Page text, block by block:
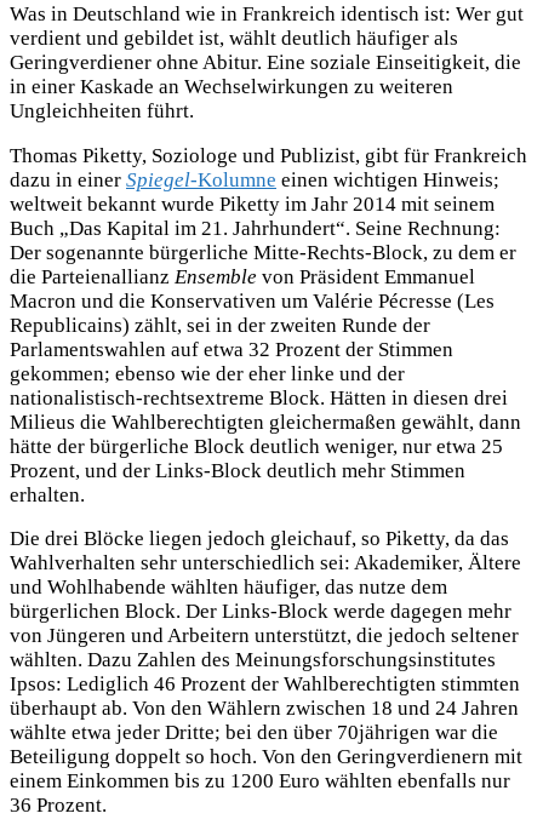
Was in Deutschland wie in Frankreich identisch ist: Wer gut
verdient und gebildet ist, wählt deutlich häufiger als
Geringverdiener ohne Abitur. Eine soziale Einseitigkeit, die
in einer Kaskade an Wechselwirkungen zu weiteren
Ungleichheiten führt.
Thomas Piketty, Soziologe und Publizist, gibt für Frankreich
dazu in einer Spiegel-Kolumne einen wichtigen Hinweis;
weltweit bekannt wurde Piketty im Jahr 2014 mit seinem
Buch „Das Kapital im 21. Jahrhundert“. Seine Rechnung:
Der sogenannte bürgerliche Mitte-Rechts-Block, zu dem er
die Parteienallianz Ensemble von Präsident Emmanuel
Macron und die Konservativen um Valérie Pécresse (Les
Republicains) zählt, sei in der zweiten Runde der
Parlamentswahlen auf etwa 32 Prozent der Stimmen
gekommen; ebenso wie der eher linke und der
nationalistisch-rechtsextreme Block. Hätten in diesen drei
Milieus die Wahlberechtigten gleichermaßen gewählt, dann
hätte der bürgerliche Block deutlich weniger, nur etwa 25
Prozent, und der Links-Block deutlich mehr Stimmen
erhalten.
Die drei Blöcke liegen jedoch gleichauf, so Piketty, da das
Wahlverhalten sehr unterschiedlich sei: Akademiker, Ältere
und Wohlhabende wählten häufiger, das nutze dem
bürgerlichen Block. Der Links-Block werde dagegen mehr
von Jüngeren und Arbeitern unterstützt, die jedoch seltener
wählten. Dazu Zahlen des Meinungsforschungsinstitutes
Ipsos: Lediglich 46 Prozent der Wahlberechtigten stimmten
überhaupt ab. Von den Wählern zwischen 18 und 24 Jahren
wählte etwa jeder Dritte; bei den über 70jährigen war die
Beteiligung doppelt so hoch. Von den Geringverdienern mit
einem Einkommen bis zu 1200 Euro wählten ebenfalls nur
36 Prozent.